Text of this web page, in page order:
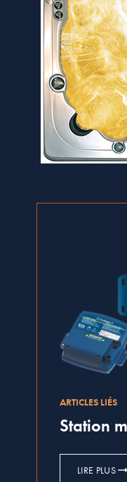
ARTICLES LIÉS
Station
LIRE PLUS